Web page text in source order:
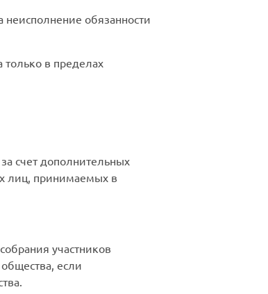
обязанности
только в пределах
счет дополнительных
лиц, принимаемых в
участников
если